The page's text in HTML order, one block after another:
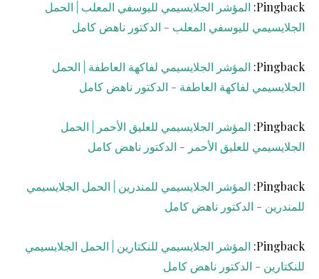
Pingback: المؤشر الجلايسيمي لليوسفي المعلب | الحمل
الجلايسيمي لليوسفي المعلب - الدكتور ناهض كامل
Pingback: المؤشر الجلايسيمي لفاكهة العاطفة | الحمل
الجلايسيمي لفاكهة العاطفة - الدكتور ناهض كامل
Pingback: المؤشر الجلايسيمي للعليق الأحمر | الحمل
الجلايسيمي للعليق الأحمر - الدكتور ناهض كامل
Pingback: المؤشر الجلايسيمي للمندرين | الحمل الجلايسيمي
للمندرين - الدكتور ناهض كامل
Pingback: المؤشر الجلايسيمي للنكتارين | الحمل الجلايسيمي
للنكتارين - الدكتور ناهض كامل